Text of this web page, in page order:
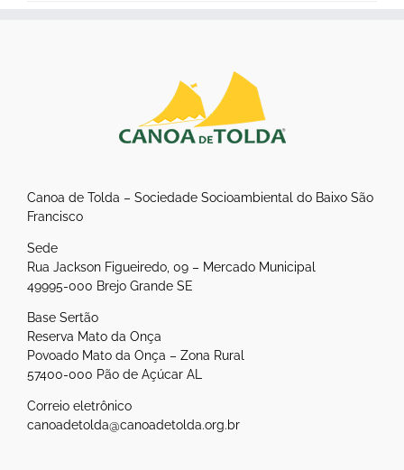
Canoa de Tolda – Sociedade Socioambiental do Baixo São
Francisco
Sede
Rua Jackson Figueiredo, 09 – Mercado Municipal
49995-000 Brejo Grande SE
Base Sertão
Reserva Mato da Onça
Povoado Mato da Onça – Zona Rural
57400-000 Pão de Açúcar AL
Correio eletrônico
canoadetolda@canoadetolda.org.br